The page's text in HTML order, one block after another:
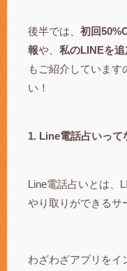
後半では、 初回
報や、 私のLINEを
もご紹介しています
い！
1. Line電話占いって
Line電話占いとは、
やり取りができるサ
わざわざアプリをイ